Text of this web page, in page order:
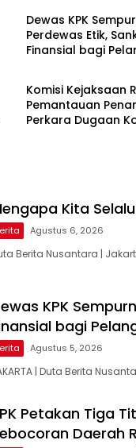
Dewas KPK
Perdewas Etik,
Finansial bagi
Berita
Komisi Kejaksaan
Pemantauan
Perkara Dugaan
Kita
Agustus 6, 2026
Berita Nusantara |
KPK
bagi
Agustus 5, 2026
| Duta Berita
Petakan Tiga
Daerah